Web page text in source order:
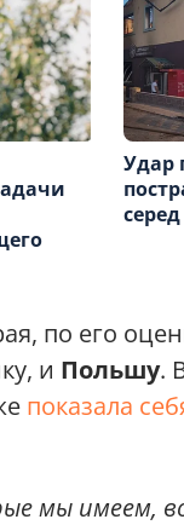
Удар
по его
и Польшу.
показала
мы имеем,